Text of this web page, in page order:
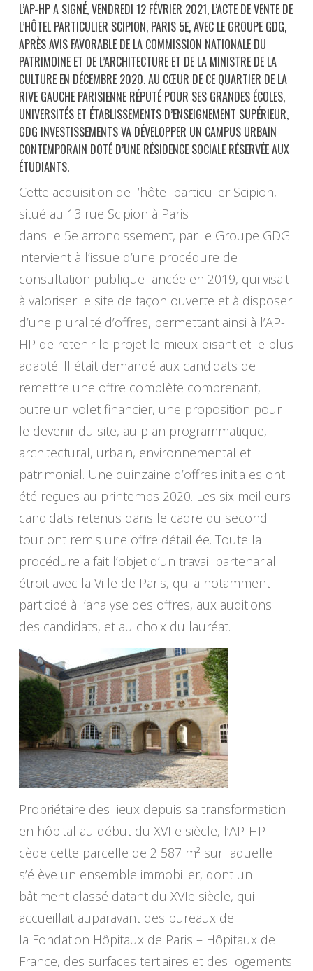
L’AP-HP A SIGNÉ, VENDREDI 12 FÉVRIER 2021, L’ACTE DE VENTE DE
L’HÔTEL PARTICULIER SCIPION, PARIS 5E, AVEC LE GROUPE GDG,
APRÈS AVIS FAVORABLE DE LA COMMISSION NATIONALE DU
PATRIMOINE ET DE L’ARCHITECTURE ET DE LA MINISTRE DE LA
CULTURE EN DÉCEMBRE 2020. AU CŒUR DE CE QUARTIER DE LA
RIVE GAUCHE PARISIENNE RÉPUTÉ POUR SES GRANDES ÉCOLES,
UNIVERSITÉS ET ÉTABLISSEMENTS D’ENSEIGNEMENT SUPÉRIEUR,
GDG INVESTISSEMENTS VA DÉVELOPPER UN CAMPUS URBAIN
CONTEMPORAIN DOTÉ D’UNE RÉSIDENCE SOCIALE RÉSERVÉE AUX
ÉTUDIANTS.
Cette acquisition de l’hôtel particulier Scipion,
situé au 13 rue Scipion à Paris
dans le 5e arrondissement, par le Groupe GDG
intervient à l’issue d’une procédure de
consultation publique lancée en 2019, qui visait
à valoriser le site de façon ouverte et à disposer
d’une pluralité d’offres, permettant ainsi à l’AP-
HP de retenir le projet le mieux-disant et le plus
adapté. Il était demandé aux candidats de
remettre une offre complète comprenant,
outre un volet financier, une proposition pour
le devenir du site, au plan programmatique,
architectural, urbain, environnemental et
patrimonial. Une quinzaine d’offres initiales ont
été reçues au printemps 2020. Les six meilleurs
candidats retenus dans le cadre du second
tour ont remis une offre détaillée. Toute la
procédure a fait l’objet d’un travail partenarial
étroit avec la Ville de Paris, qui a notamment
participé à l’analyse des offres, aux auditions
des candidats, et au choix du lauréat.
Propriétaire des lieux depuis sa transformation
en hôpital au début du XVIIe siècle, l’AP-HP
cède cette parcelle de 2 587 m² sur laquelle
s’élève un ensemble immobilier, dont un
bâtiment classé datant du XVIe siècle, qui
accueillait auparavant des bureaux de
la Fondation Hôpitaux de Paris – Hôpitaux de
France, des surfaces tertiaires et des logements